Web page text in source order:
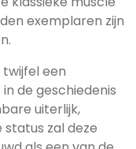
exemplaren zijn
twijfel een
de geschiedenis
uiterlijk,
zal deze